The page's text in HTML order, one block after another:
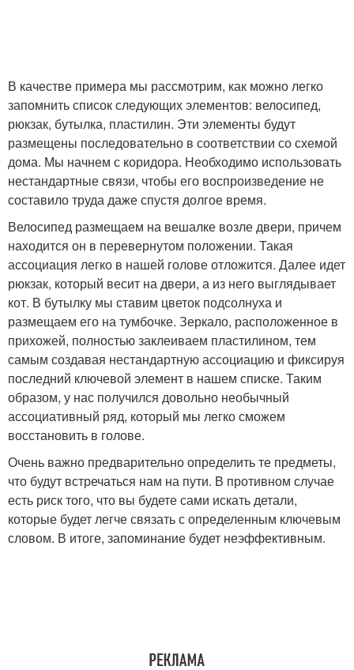
В качестве примера мы рассмотрим, как можно легко
запомнить список следующих элементов: велосипед,
рюкзак, бутылка, пластилин. Эти элементы будут
размещены последовательно в соответствии со схемой
дома. Мы начнем с коридора. Необходимо использовать
нестандартные связи, чтобы его воспроизведение не
составило труда даже спустя долгое время.
Велосипед размещаем на вешалке возле двери, причем
находится он в перевернутом положении. Такая
ассоциация легко в нашей голове отложится. Далее идет
рюкзак, который весит на двери, а из него выглядывает
кот. В бутылку мы ставим цветок подсолнуха и
размещаем его на тумбочке. Зеркало, расположенное в
прихожей, полностью заклеиваем пластилином, тем
самым создавая нестандартную ассоциацию и фиксируя
последний ключевой элемент в нашем списке. Таким
образом, у нас получился довольно необычный
ассоциативный ряд, который мы легко сможем
восстановить в голове.
Очень важно предварительно определить те предметы,
что будут встречаться нам на пути. В противном случае
есть риск того, что вы будете сами искать детали,
которые будет легче связать с определенным ключевым
словом. В итоге, запоминание будет неэффективным.